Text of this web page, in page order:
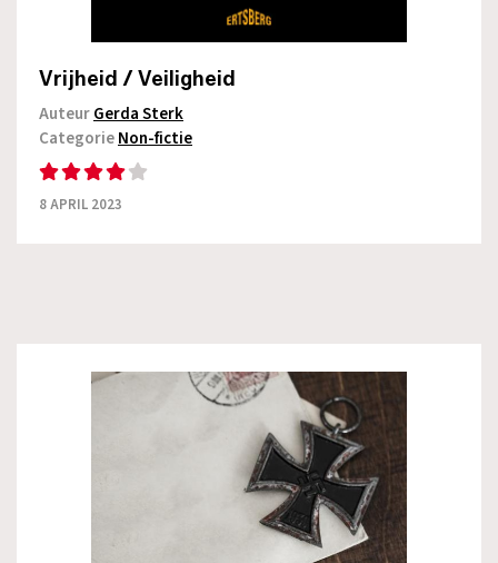
Vrijheid / Veiligheid
AuteurGerda Sterk
CategorieNon-fictie
8 APRIL 2023